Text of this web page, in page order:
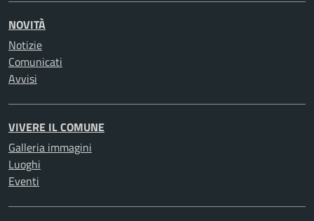
NOVITÀ
Notizie
Comunicati
Avvisi
VIVERE IL COMUNE
Galleria immagini
Luoghi
Eventi